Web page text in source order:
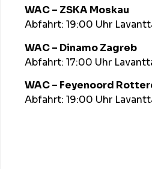
WAC – ZSKA Moskau
Abfahrt: 19:00 Uhr
WAC – Dinamo Zagreb
Abfahrt: 17:00 Uhr
WAC – Feyenoord
Abfahrt: 19:00 Uhr